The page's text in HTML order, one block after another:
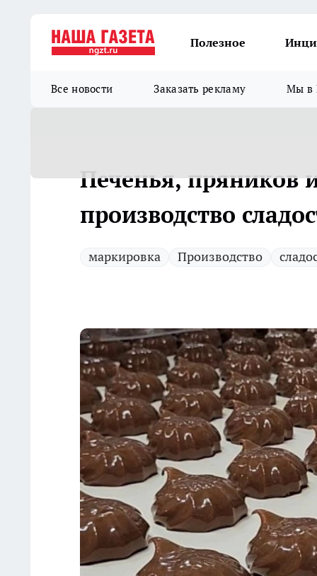
Полезное
Все новости Заказать рекламу Мы в
Печенья, пряников
производство
маркировка Производство